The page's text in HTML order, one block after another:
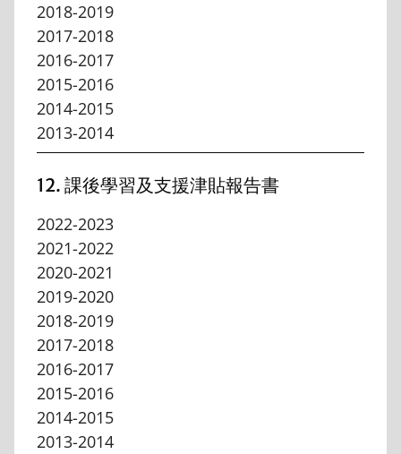
2018-2019
2017-2018
2016-2017
2015-2016
2014-2015
2013-2014
12. 課後學習及支援津貼報告書
2022-2023
2021-2022
2020-2021
2019-2020
2018-2019
2017-2018
2016-2017
2015-2016
2014-2015
2013-2014